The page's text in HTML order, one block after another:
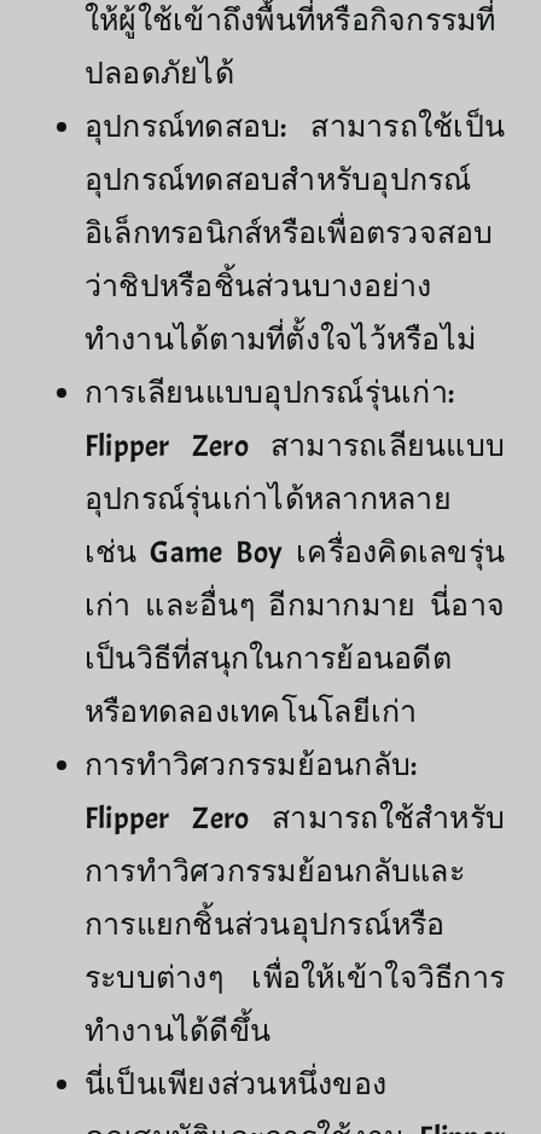
ให้ผู้ใช้เข้าถึงพื้นที่หรือกิจกรรมที่
ปลอดภัยได้
อุปกรณ์ทดสอบ: สามารถใช้เป็น
อุปกรณ์ทดสอบสำหรับอุปกรณ์
อิเล็กทรอนิกส์หรือเพื่อตรวจสอบ
ว่าชิปหรือชิ้นส่วนบางอย่าง
ทำงานได้ตามที่ตั้งใจไว้หรือไม่
การเลียนแบบอุปกรณ์รุ่นเก่า:
Flipper Zero สามารถเลียนแบบ
อุปกรณ์รุ่นเก่าได้หลากหลาย
เช่น Game Boy เครื่องคิดเลขรุ่น
เก่า และอื่นๆ อีกมากมาย นี่อาจ
เป็นวิธีที่สนุกในการย้อนอดีต
หรือทดลองเทคโนโลยีเก่า
การทำวิศวกรรมย้อนกลับ:
Flipper Zero สามารถใช้สำหรับ
การทำวิศวกรรมย้อนกลับและ
การแยกชิ้นส่วนอุปกรณ์หรือ
ระบบต่างๆ เพื่อให้เข้าใจวิธีการ
ทำงานได้ดีขึ้น
นี่เป็นเพียงส่วนหนึ่งของ